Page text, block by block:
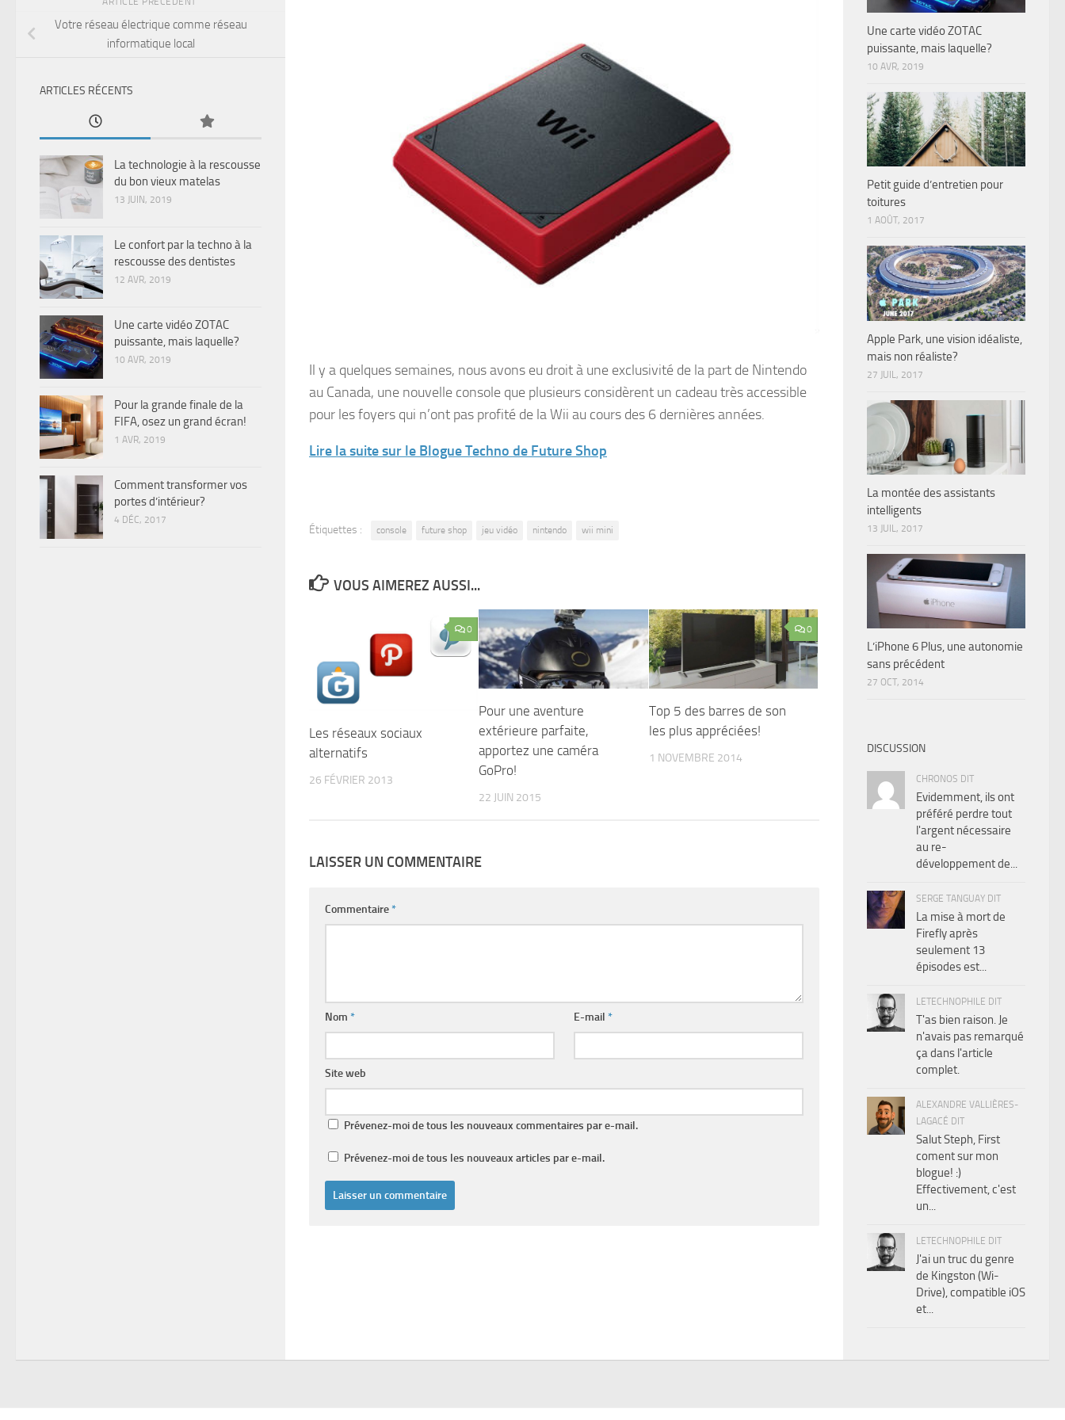
Il y a quelques semaines, nous avons eu droit à une exclusivité de la part de Nintendo
au Canada, une nouvelle console que plusieurs considèrent un cadeau très accessible
pour les foyers qui n’ont pas profité de la Wii au cours des 6 dernières années.
Lire la suite sur le Blogue Techno de Future Shop
Étiquettes : console future shop jeu vidéo nintendo wii mini
VOUS AIMEREZ AUSSI...
0
Les réseaux sociaux
alternatifs
26 FÉVRIER 2013
Pour une aventure
extérieure parfaite,
apportez une caméra
GoPro!
22 JUIN 2015
0
Top 5 des barres de son
les plus appréciées!
1 NOVEMBRE 2014
LAISSER UN COMMENTAIRE
Commentaire*
Nom * E-mail*
Site web
Prévenez-moi de tous les nouveaux commentaires par e-mail.
Prévenez-moi de tous les nouveaux articles par e-mail.
Votre réseau électrique comme réseau
informatique local
ARTICLES RÉCENTS
La technologie à la rescousse
du bon vieux matelas
13 JUIN, 2019
Le confort par la techno à la
rescousse des dentistes
12 AVR, 2019
Une carte vidéo ZOTAC
puissante, mais laquelle?
10 AVR, 2019
Pour la grande finale de la
FIFA, osez un grand écran!
1 AVR, 2019
Comment transformer vos
portes d’intérieur?
4 DÉC, 2017
Une carte vidéo ZOTAC
puissante, mais laquelle?
10 AVR, 2019
Petit guide d’entretien pour
toitures
1 AOÛT, 2017
Apple Park, une vision idéaliste,
mais non réaliste?
27 JUIL, 2017
La montée des assistants
intelligents
13 JUIL, 2017
L’iPhone 6 Plus, une autonomie
sans précédent
27 OCT, 2014
DISCUSSION
CHRONOS DIT
Evidemment, ils ont
préféré perdre tout
l'argent nécessaire
au re-
développement de...
SERGE TANGUAY DIT
La mise à mort de
Firefly après
seulement 13
épisodes est...
LETECHNOPHILE DIT
T'as bien raison. Je
n'avais pas remarqué
ça dans l'article
complet.
ALEXANDRE VALLIÈRES-
LAGACÉ DIT
Salut Steph, First
coment sur mon
blogue! :)
Effectivement, c'est
un...
LETECHNOPHILE DIT
J'ai un truc du genre
de Kingston (Wi-
Drive), compatible iOS
et...